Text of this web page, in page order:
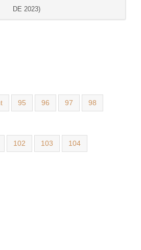
DE 2023)
95 96 97 98
102 103 104